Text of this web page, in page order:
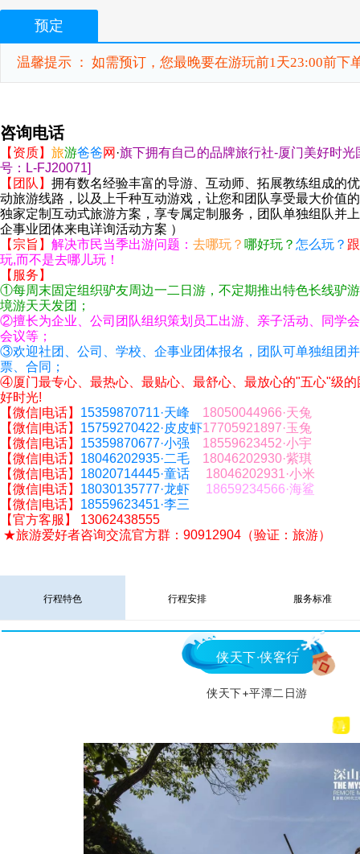
预定
温馨提示 ： 如需预订，您最晚要在游玩前1天23:00前下
咨询电话
【资质】 旅游爸爸网 ·旗下拥有自己的品牌旅行社-厦门美好时光
号：L-FJ20071]
【团队】 拥有数名经验丰富的导游 互动师、 拓展教练组成的
动旅游线路，以及上千种互动游戏，让您和团队享受最大价值
独家定制互动式旅游方案，享专属定制服务 ，团队单独组队并
企事业团体来电详询活动方案 ）
【宗旨】 解决市民当季出游问题： 去哪玩？ 哪好玩？ 怎么玩？
玩,而不是去哪儿玩 ！
【服务】
①每周末固定组织驴友周边一二日游，不定期推出特色长线驴游
境游天天发团；
②擅长为企业、公司团队组织策划员工出游、 亲子活动 、同学会
会议等；
③欢迎社团、公司、学校、企事业团体报名，团队可单独组团
票、合同；
④厦门最专心 最热心 最贴心、 最舒心 最放心的"五心"级的
好时光!
【微信 电话】 15359870711·天峰 18050044966·天兔
【微信 电话】 15759270422·皮皮虾17705921897·玉兔
【微信 电话】 15359870677·小强 18559623452·小宇
【微信 电话】 18046202935·二毛 18046202930·紫琪
【微信 电话】 18020714445·童话
18046202931·小米
【微信 电话】 18030135777·龙虾
18659234566·海鲨
【微信 电话】 18559623451·李三
【官方客服】 13062438555
★旅游爱好者咨询交流官方群：90912904（验证：旅游）
行程特色 行程安排 服务标准
侠天下·侠客行
侠天下+平潭二日游